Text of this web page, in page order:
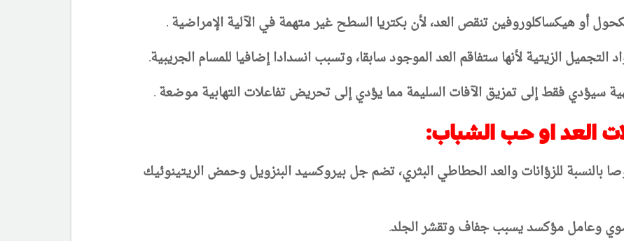
أو هيكساكلوروفين تنقص العد، لأن بكتريا السطح غير متهمة في الآلية الإمراضية .
الزيتية لأنها ستفاقم العد الموجود سابقا، وتسبب انسدادا إضافيا للمسام الجريبية.
بالنسبة للزؤانات والعد الحطاطي البثري، تضم جل بيروكسيد البنزويل وحمض الريتينوئيك
وعامل مؤكسد يسبب جفاف وتقشر الجلد.